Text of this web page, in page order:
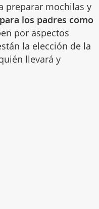
preparar mochilas y
para los padres como
por aspectos
la elección de la
llevará y